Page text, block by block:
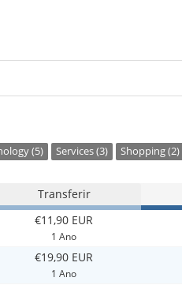
(5) Services (3) Shopping (2)
Transferir
€11,90 EUR
1 Ano
€19,90 EUR
1 Ano